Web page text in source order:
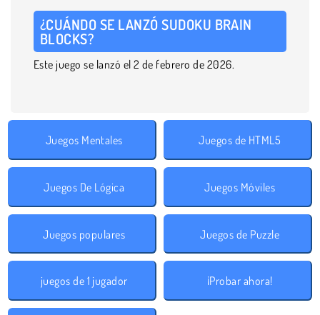
¿CUÁNDO SE LANZÓ SUDOKU BRAIN
BLOCKS?
Este juego se lanzó el 2 de febrero de 2026.
Juegos Mentales Juegos de HTML5
Juegos De Lógica Juegos Móviles
Juegos populares Juegos de Puzzle
juegos de 1 jugador ¡Probar ahora!